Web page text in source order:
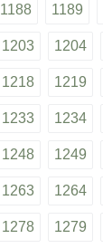
1188 1189
1203 1204
1218 1219
1233 1234
1248 1249
1263 1264
1278 1279